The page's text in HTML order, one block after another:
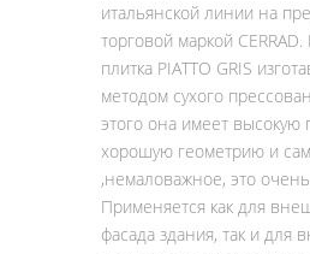
итальянской линии на
торговой маркой
плитка PIATTO GRIS
методом сухого
этого она имеет высокую
хорошую геометрию и
,немаловажное, это
Применяется как для
фасада здания, так и для